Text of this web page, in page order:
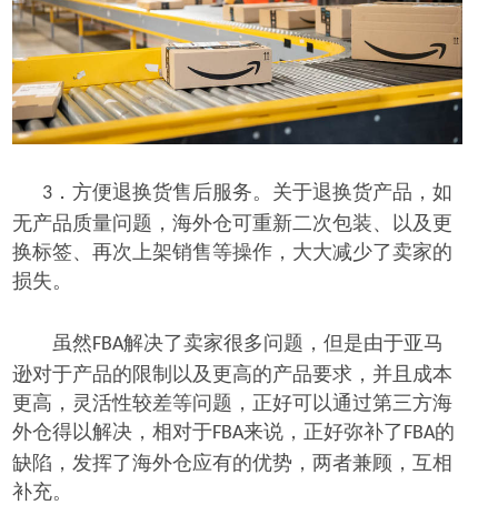
3．方便退换货售后服务。 关于退换货产品，如
无产品质量问题，海外仓可重新二次包装、以及 更
换标签、再次上架销售等操作 ， 大大减少了卖家的
损失。
虽然FBA解决了卖家很多问题，但是由于亚马
逊对于产品的限制 以及更高的产品要求， 并且 成本
更高，灵活性较差等问题， 正好可 以通过第三方海
外仓得以解决 ，相对于FBA来说，正好弥补了FBA的
缺陷，发挥了海外仓应有的优势 ，两者兼顾，互相
补充。